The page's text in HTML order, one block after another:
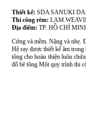
Thiết kế: SDA SANUKI
Thi công rèm:
Địa điểm: TP. HỒ CHÍ
Cứng và mềm. Nặng và nhẹ.
Hệ ray được thiết kế âm
tông cho hoàn thiện luôn
đổ bê tông Một quy trình thi